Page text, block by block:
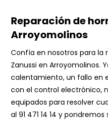
Reparación de
Arroyomolinos
Confía en nosotros para la
Zanussi en Arroyomolinos.
calentamiento, un fallo en
con el control electrónico,
equipados para resolver
al91 471 14 14 y pondremos